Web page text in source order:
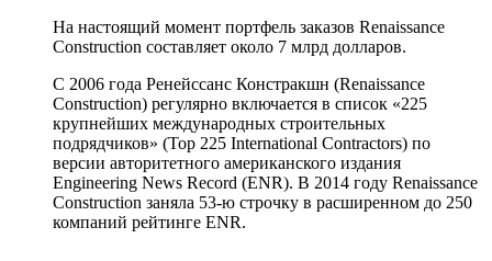
На настоящий момент портфель заказов Renaissance
Construction составляет около 7 млрд долларов.
С 2006 года Ренейссанс Констракшн (Renaissance
Construction) регулярно включается в список «225
крупнейших международных строительных
подрядчиков» (Top 225 International Contractors) по
версии авторитетного американского издания
Engineering News Record (ENR). В 2014 году Renaissance
Construction заняла 53-ю строчку в расширенном до 250
компаний рейтинге ENR.